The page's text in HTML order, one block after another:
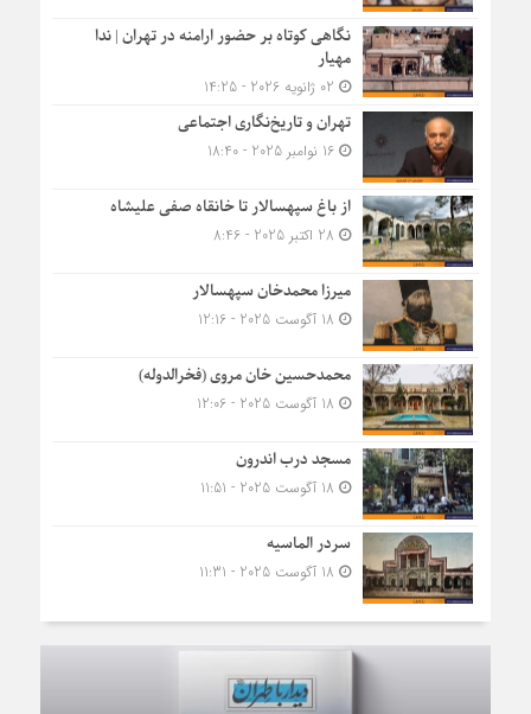
نگاهی کوتاه بر حضور ارامنه در تهران | ندا
مهیار
تهران و تاریخ‌نگاری اجتماعی
16 نوامبر 2025 - 18:40
از باغ سپهسالار تا خانقاه صفی علیشاه
میرزا محمدخان سپهسالار
محمدحسین خان مروی (فخرالدوله)
مسجد درب اندرون
سردر الماسیه